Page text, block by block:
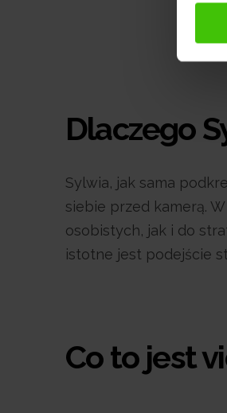
Dlaczego
Sylwia, jak sama
siebie przed kamerą.
osobistych, jak i do
istotne jest podejście
Co to jest